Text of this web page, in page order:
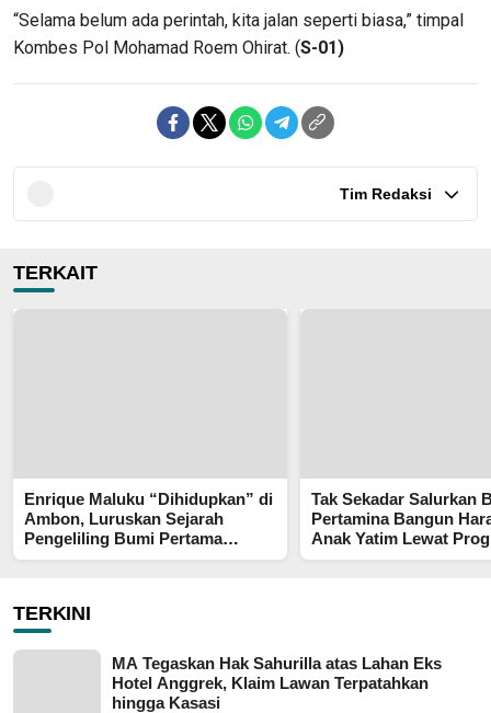
“Selama belum ada perintah, kita jalan seperti biasa,” timpal
Kombes Pol Mohamad Roem Ohirat. (S-01)
Tim Redaksi
TERKAIT
Enrique Maluku “Dihidupkan” di
Ambon, Luruskan Sejarah
Pengeliling Bumi Pertama
Adalah Putra Nusantara
Tak Sekadar Salurkan
Pertamina Bangun
Anak Yatim Lewat
Pertamina Berkah
TERKINI
MA Tegaskan Hak Sahurilla atas Lahan Eks
Hotel Anggrek, Klaim Lawan Terpatahkan
hingga Kasasi